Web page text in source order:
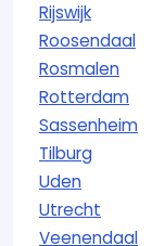
Rijswijk
Roosendaal
Rosmalen
Rotterdam
Sassenheim
Tilburg
Uden
Utrecht
Veenendaal